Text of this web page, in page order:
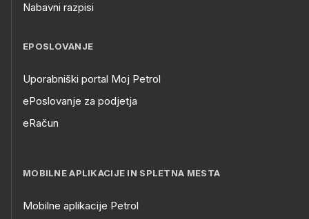
Nabavni razpisi
EPOSLOVANJE
Uporabniški portal Moj Petrol
ePoslovanje za podjetja
eRačun
MOBILNE APLIKACIJE IN SPLETNA MESTA
Mobilne aplikacije Petrol